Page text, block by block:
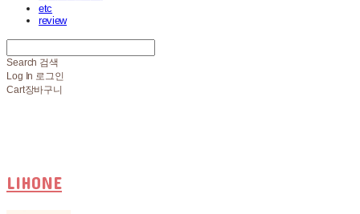
etc
review
Search 검색
Log In 로그인
Cart장바구니
LIHONE